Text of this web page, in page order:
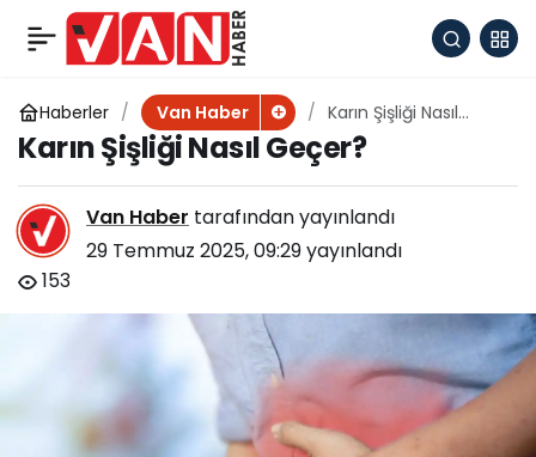
Haberler Van Haber
Karın Şişliği Nasıl
Geçer?
Karın Şişliği Nasıl Geçer?
Van Haber tarafından yayınlandı
29 Temmuz 2025, 09:29yayınlandı
153
Van’da Aile ve Hukuk
konulu seminer
düzenlendi
Paylaş